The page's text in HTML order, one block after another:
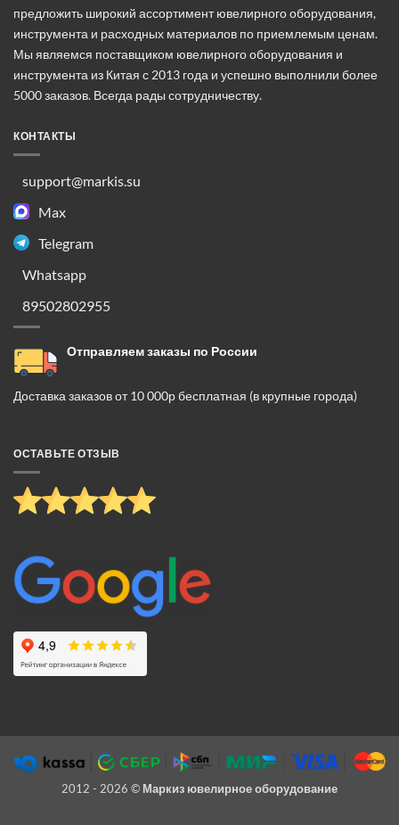
странице
товара.
предложить широкий ассортимент ювелирного оборудования,
инструмента и расходных материалов по приемлемым ценам.
Мы являемся поставщиком ювелирного оборудования и
инструмента из Китая с 2013 года и успешно выполнили более
5000 заказов. Всегда рады сотрудничеству.
КОНТАКТЫ
support@markis.su
Max
Telegram
Whatsapp
89502802955
Отправляем заказы по России
Доставка заказов от 10 000р бесплатная (в крупные города)
ОСТАВЬТЕ ОТЗЫВ
2012 - 2026 © Маркиз ювелирное оборудование